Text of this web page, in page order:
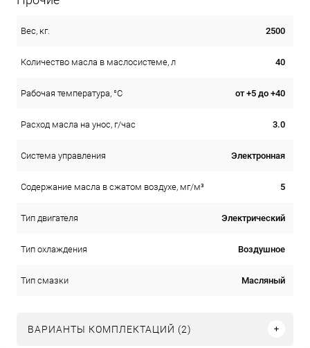
Вес, кг. 2500
Количество масла в маслосистеме, л 40
Рабочая температура, °C от +5 до +40
Расход масла на унос, г/час 3.0
Система управления Электронная
Содержание масла в сжатом воздухе, мг/м³ 5
Тип двигателя Электрический
Тип охлаждения Воздушное
Тип смазки Масляный
ВАРИАНТЫ КОМПЛЕКТАЦИЙ (2)